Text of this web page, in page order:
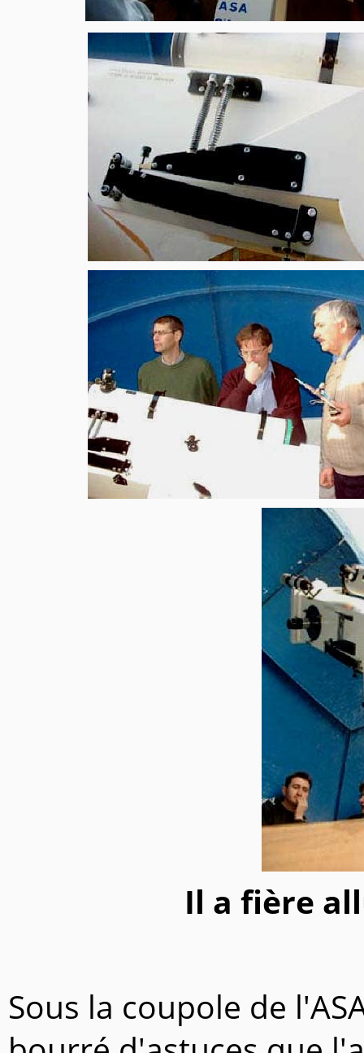
Il a fière
Sous la coupole de